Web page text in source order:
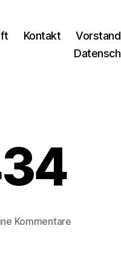
Kontakt
Kommentarezu